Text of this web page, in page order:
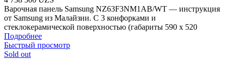
Варочная панель Samsung NZ63F3NM1AB/WT — инструкция
от Samsung из Малайзии. С 3 конфорками и
стеклокерамической поверхностью (габариты 590 х 520
Подробнее
Быстрый просмотр
Sold out